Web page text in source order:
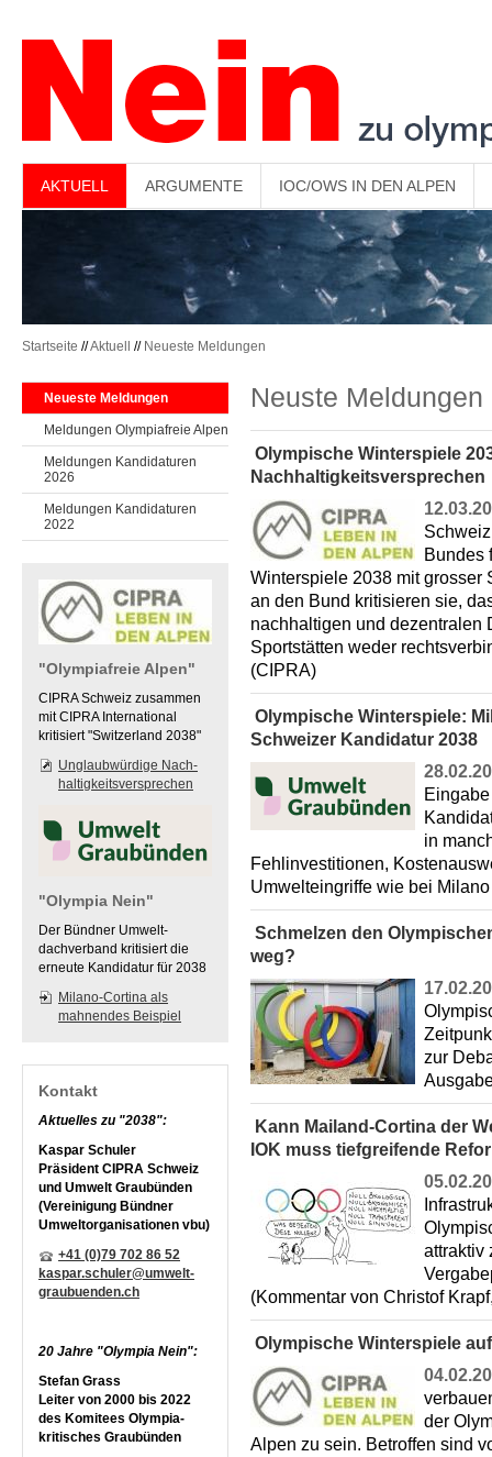
AKTUELL ARGUMENTE IOC/OWS IN DEN ALPEN
Startseite //Aktuell // Neueste Meldungen
Neueste Meldungen
Meldungen Olympiafreie Alpen
Meldungen Kandidaturen
2026
Meldungen Kandidaturen
2022
"Olympiafreie Alpen"
CIPRA Schweiz zusammen
mit CIPRA International
kritisiert "Switzerland 2038"
Unglaubwürdige Nach-
haltigkeitsversprechen
"Olympia Nein"
Der Bündner Umwelt-
dachverband kritisiert die
erneute Kandidatur für 2038
Milano-Cortina als
mahnendes Beispiel
Kontakt
Aktuelles zu "2038":
Kaspar Schuler
Präsident CIPRA Schweiz
und Umwelt Graubünden
(Vereinigung Bündner
Umweltorganisationen vbu)
+41 (0)79 702 86 52
kaspar.schuler@umwelt-
graubuenden.ch
20 Jahre "Olympia Nein":
Stefan Grass
Leiter von 2000 bis 2022
des Komitees Olympia-
kritisches Graubünden
Neuste Meldungen
Olympische Winterspiele
Nachhaltigkeitsversprechen
Bundes
Winterspiele 2038 mit grosser
an den Bund kritisieren sie,
nachhaltigen und dezentralen
Sportstätten weder
(CIPRA)
Olympische Winterspiele:
Schweizer Kandidatur 2038
in
Fehlinvestitionen,
Umwelteingriffe wie bei
Schmelzen den
weg?
zur
Kann Mailand-Cortina der
IOK muss tiefgreifende
attraktiv
(Kommentar von Christof
Olympische Winterspiele
der
Alpen zu sein. Betroffen sind